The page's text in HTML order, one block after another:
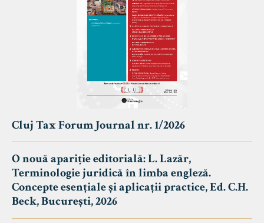
Cluj Tax Forum Journal nr. 1/2026
O nouă apariție editorială: L. Lazăr,
Terminologie juridică în limba engleză.
Concepte esențiale și aplicații practice, Ed. C.H.
Beck, București, 2026